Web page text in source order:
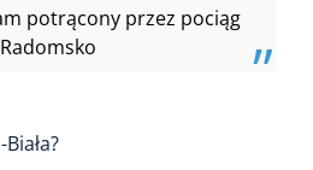
potrącony przez pociąg